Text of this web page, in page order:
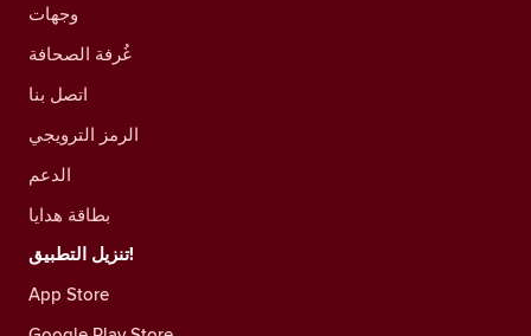
وجهات
غُرفة الصحافة
اتصل بنا
الرمز الترويجي
الدعم
بطاقة هدايا
تنزيل التطبيق!
App Store